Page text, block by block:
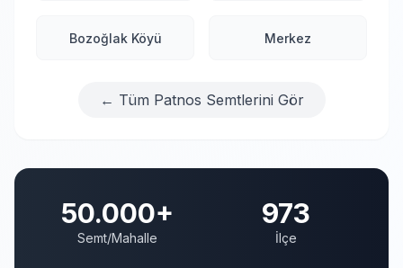
Bozoğlak Köyü Merkez
← Tüm Patnos Semtlerini Gör
50.000+
Semt/Mahalle
973
İlçe